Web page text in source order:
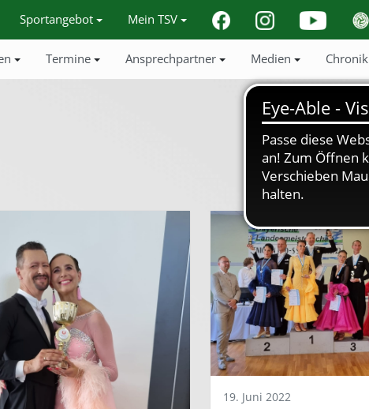
Sportangebot Mein TSV
Termine Ansprechpartner Medien Chronik
19. Juni 2022